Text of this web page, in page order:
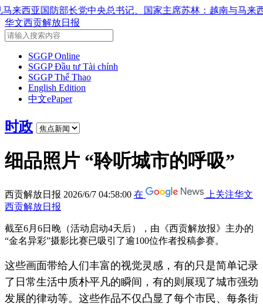
总书记、国家主席苏林：越南与马来西亚关系日益活跃党中
华文西贡解放日报
SGGP Online
SGGP Đầu tư Tài chính
SGGP Thể Thao
English Edition
中文ePaper
时政
细品照片 “聆听城市的呼吸”
西贡解放日报 2026/6/7 04:58:00 在
上关注华文
西贡解放日报
截至6月6日晚（活动启动4天后），由《西贡解放报》主办的
“金名异彩”摄影比赛已吸引了逾100位作者投稿参赛。
这些画面带给人们丰富的视觉灵感，有的只是简单记录
了日常生活中质朴平凡的瞬间，有的则展现了城市强劲
发展的律动等。这些作品不仅凸显了每个市民、每条街